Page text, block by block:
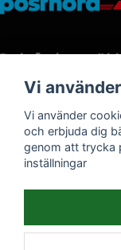
Betalningssätt
Vi
Vi använder
och erbjuda dig
genom att trycka
inställningar